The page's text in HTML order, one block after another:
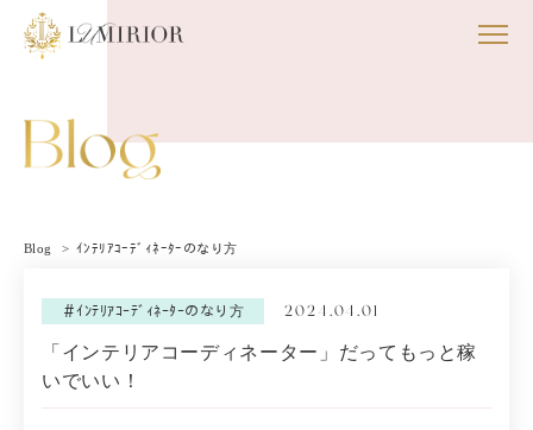
Blog ｲﾝﾃﾘｱｺｰﾃﾞｨﾈｰﾀｰのなり方
＃ｲﾝﾃﾘｱｺｰﾃﾞｨﾈｰﾀｰのなり方 2024.04.01
「インテリアコーディネーター」だってもっと稼
いでいい！